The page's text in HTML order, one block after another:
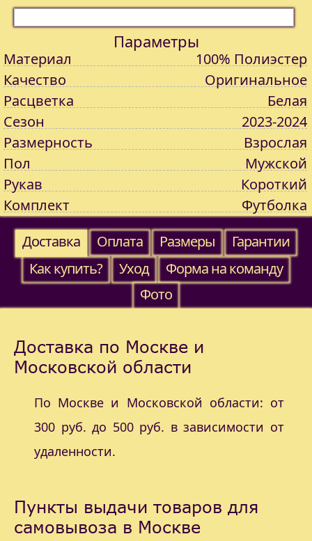
Параметры
Материал
100% Полиэстер
Качество
Оригинальное
Расцветка
Белая
Сезон
2023-2024
Размерность
Взрослая
Пол
Мужской
Рукав
Короткий
Комплект
Футболка
Доставка
Оплата Размеры
Гарантии
Как купить?
Уход
Форма на команду
Фото
Доставка по Москве и
Московской области
По Москве и Московской области: от
300 руб. до 500 руб. в зависимости от
удаленности.
Пункты выдачи товаров для
самовывоза в Москве